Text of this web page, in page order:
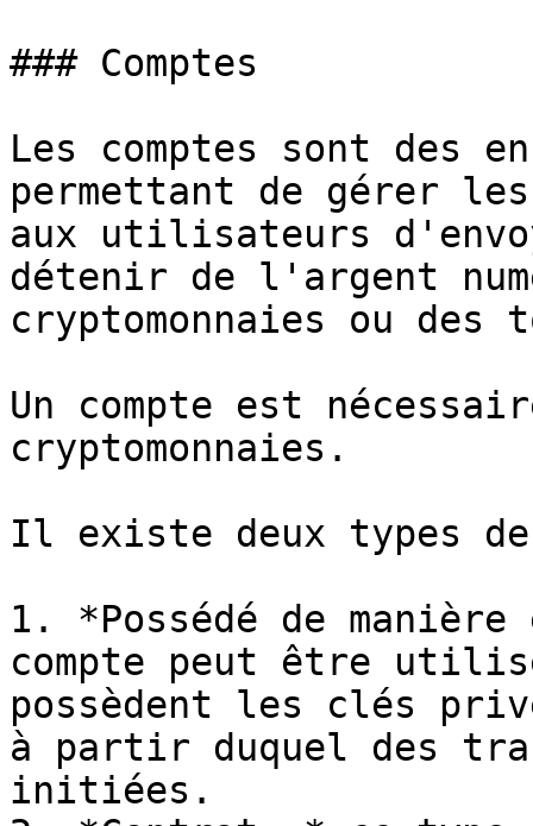
### Comptes
Les comptes sont des
permettant de gérer
aux utilisateurs
détenir de l'argent
cryptomonnaies ou des
Un compte est
cryptomonnaies.
Il existe deux types de
1. *Possédé de
compte peut être
possèdent les clés
à partir duquel des
initiées.